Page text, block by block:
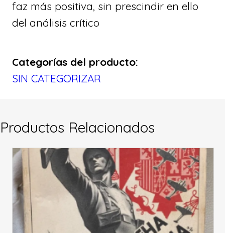
faz más positiva, sin prescindir en ello
del análisis crítico
Categorías del producto:
SIN CATEGORIZAR
Productos Relacionados